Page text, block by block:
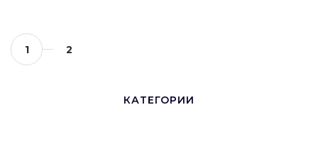
1 2
КАТЕГОРИИ